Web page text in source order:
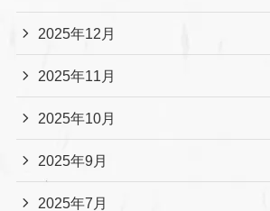
2025年12月
2025年11月
2025年10月
2025年9月
2025年7月